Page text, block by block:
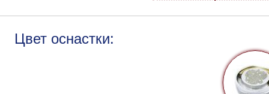
Цвет оснастки: